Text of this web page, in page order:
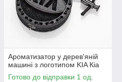
Ароматизатор у дерев'яній
машині з логотипом KIA Кіа
Готово до відправки 1 од.